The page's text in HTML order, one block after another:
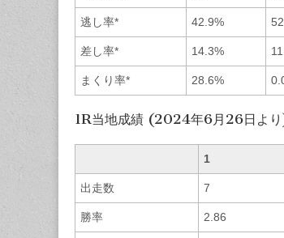
逃し率* 42.9%
差し率* 14.3%
まくり率* 28.6%
1R当地成績 (2024年6月26日よ
1
出走数 7
勝率 2.86